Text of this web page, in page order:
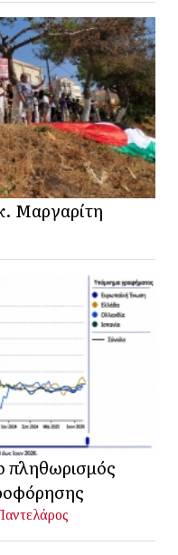
Μαργαρίτη
πληθωρισμός